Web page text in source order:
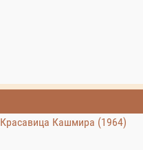
Красавица Кашмира (1964)